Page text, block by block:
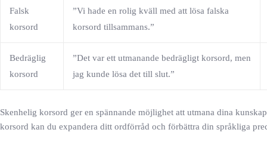
Falsk
korsord
”Vi hade en rolig kväll med att lösa falska
korsord tillsammans.”
Bedräglig
korsord
”Det var ett utmanande bedrägligt korsord, men
jag kunde lösa det till slut.”
Skenhelig korsord ger en spännande möjlighet att utmana dina
korsord kan du expandera ditt ordförråd och förbättra din språkliga